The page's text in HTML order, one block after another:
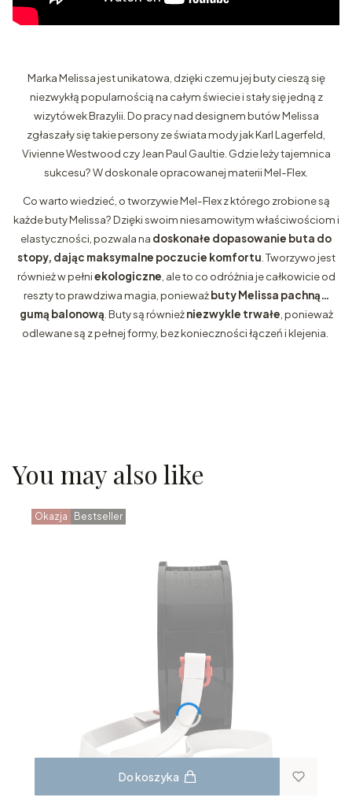
Marka Melissa jest unikatowa, dzięki czemu jej buty cieszą się
niezwykłą popularnością na całym świecie i stały się jedną z
wizytówek Brazylii. Do pracy nad designem butów Melissa
zgłaszały się takie persony ze świata mody jak Karl Lagerfeld,
Vivienne Westwood czy Jean Paul Gaultie. Gdzie leży tajemnica
sukcesu? W doskonale opracowanej materii Mel-Flex.
Co warto wiedzieć, o tworzywie Mel-Flex z którego zrobione są
każde buty Melissa? Dzięki swoim niesamowitym właściwościom i
elastyczności, pozwala na doskonałe dopasowanie buta do
stopy, dając maksymalne poczucie komfortu . Tworzywo jest
również w pełniekologiczne , ale to co odróżnia je całkowicie od
reszty to prawdziwa magia, ponieważbuty Melissa pachną…
gumą balonową . Buty są równieżniezwykle trwałe , ponieważ
odlewane są z pełnej formy, bez konieczności łączeń i klejenia.
You may also like
Okazja Bestseller
Do koszyka